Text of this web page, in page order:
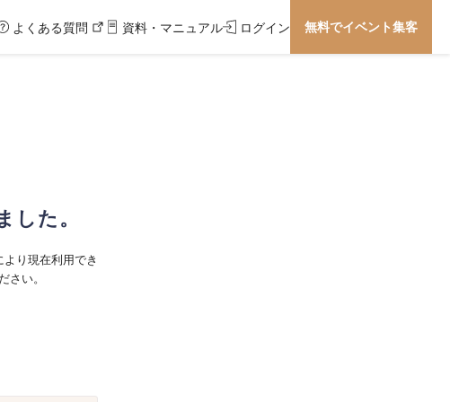
よくある質問 資料・マニュアル ログイン 無料でイベント集客
した。
り現在利用でき
さい。